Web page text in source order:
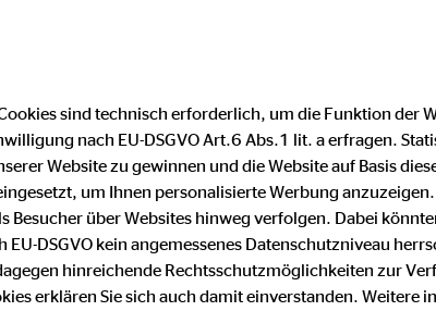
sind technisch erforderlich, um die Funktion der
nach EU-DSGVO Art.6 Abs.1 lit. a erfragen.
Website zu gewinnen und die Website auf Basis
um Ihnen personalisierte Werbung
Besucher über Websites hinweg verfolgen. Dabei
DSGVO kein angemessenes Datenschutzniveau
hinreichende Rechtsschutzmöglichkeiten zur
erklären Sie sich auch damit einverstanden. Weitere